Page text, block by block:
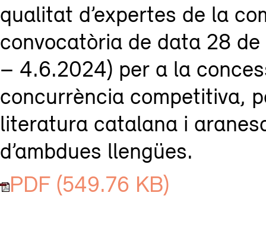
qualitat d’expertes de la
convocatòria de data 28
– 4.6.2024) per a la
concurrència competitiva,
literatura catalana i
d’ambdues llengües.
PDF (549.76 KB)